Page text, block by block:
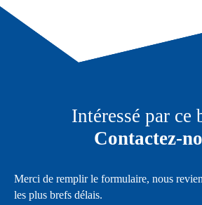
Intéressé par ce
Contactez-
Merci de remplir le formulaire, nous
les plus brefs délais.